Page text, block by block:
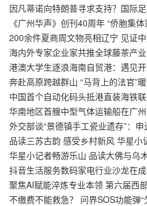
因凡蒂诺向特朗普寻求支持？国际
《广州华声》创刊40周年 “侨胞集
200余件夏商周文物亮相辽宁 见证
海内外专家企业家共推全球藤茶产
港澳大学生逐浪海南自贸港：遇见
奔赴高原跨越群山 “马背上的法官”
中国首个自动化码头抵港直装海铁
华南地区首艘中型气体运输船在广
外交部谈“景德镇手工瓷业遗存”：
是新起点
品读三苏古韵 感受乡村新风 华星小
华星小记者畅游乐山 品读大佛与乌
抖音生活服务数码家电行业沙龙在
补到店交易模式
聚焦AI赋能淬炼专业本领 第六届西
不缴费不能救急？ 问界SOS功能弹“